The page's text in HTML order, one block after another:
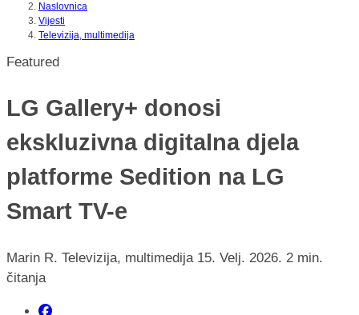
Naslovnica
Vijesti
Televizija, multimedija
Featured
LG Gallery+ donosi
ekskluzivna digitalna djela
platforme Sedition na LG
Smart TV-e
Marin R. Televizija, multimedija 15. Velj. 2026. 2 min.
čitanja